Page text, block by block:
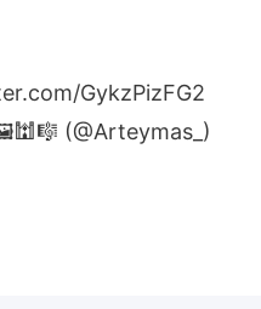
GykzPizFG2
(@Arteymas_)